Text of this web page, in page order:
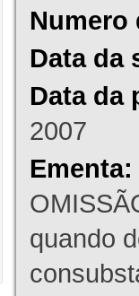
Numero
Data da
Data da
2007
Ementa:
quando